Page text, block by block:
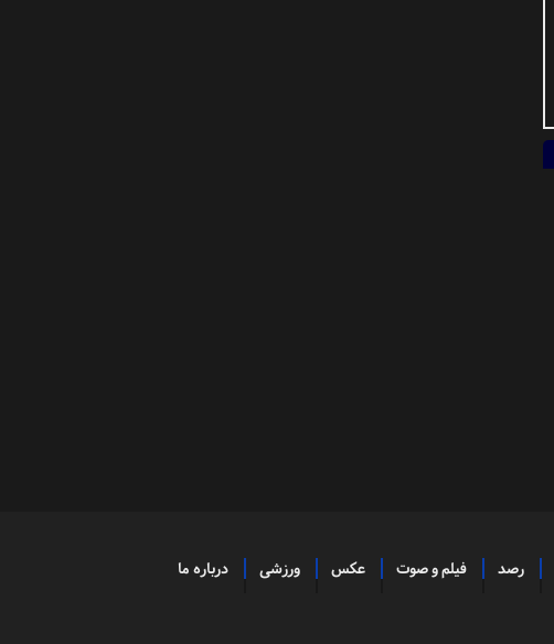
رصد فیلم و صوت عکس ورزشی درباره ما